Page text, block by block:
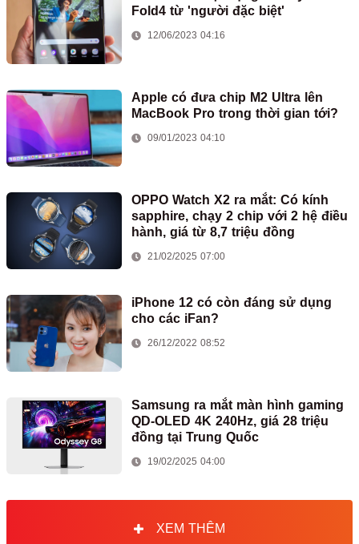
Fold4 từ 'người đặc biệt'
12/06/2023 04:16
Apple có đưa chip M2 Ultra lên
MacBook Pro trong thời gian tới?
09/01/2023 04:10
OPPO Watch X2 ra mắt: Có kính
sapphire, chạy 2 chip với 2 hệ điều
hành, giá từ 8,7 triệu đồng
21/02/2025 07:00
iPhone 12 có còn đáng sử dụng
cho các iFan?
26/12/2022 08:52
Samsung ra mắt màn hình gaming
QD-OLED 4K 240Hz, giá 28 triệu
đồng tại Trung Quốc
19/02/2025 04:00
XEM THÊM